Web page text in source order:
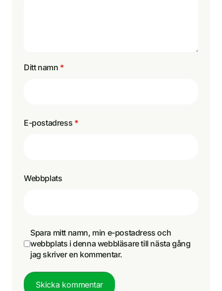
Ditt namn *
E-postadress *
Webbplats
Spara mitt namn, min e-postadress och
webbplats i denna webbläsare till nästa gång
jag skriver en kommentar.
Skicka kommentar